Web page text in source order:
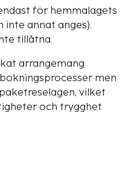
för hemmalagets
annat anges).
tillåtna.
arrangemang
men
vilket
och trygghet